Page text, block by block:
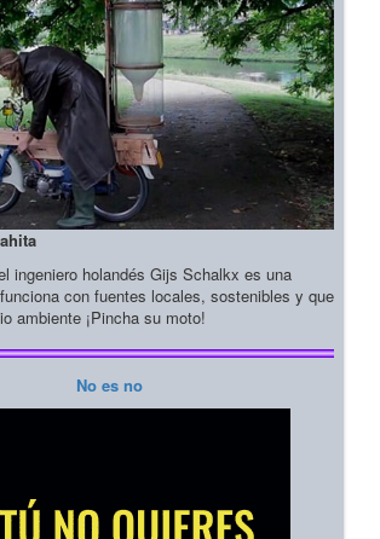
ingeniero holandés Gijs Schalkx es una
con fuentes locales, sostenibles y que
ambiente ¡Pincha su moto!
No es no